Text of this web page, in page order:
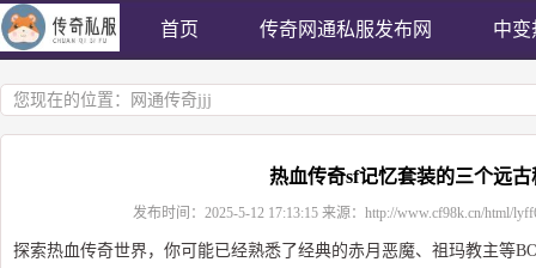
首页 传奇网通私服发布网 中变
您现在的位置： 网通传奇jjj
热血传奇sf记忆套装的三个远古
发布时间： 2025-5-12 17:13:15来源： http://www.cf98k.cn/html/
探索热血传奇世界，你可能已经熟悉了经典的赤月恶魔、祖玛教主等